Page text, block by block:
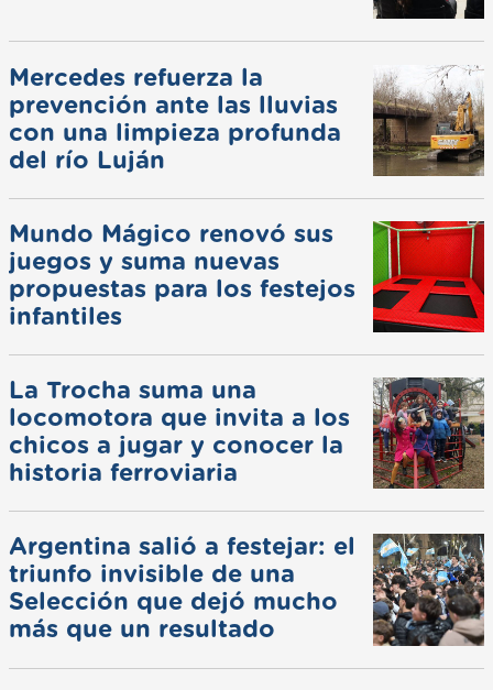
Mercedes refuerza la
prevención ante las lluvias
con una limpieza profunda
del río Luján
Mundo Mágico renovó sus
juegos y suma nuevas
propuestas para los festejos
infantiles
La Trocha suma una
locomotora que invita a los
chicos a jugar y conocer la
historia ferroviaria
Argentina salió a festejar: el
triunfo invisible de una
Selección que dejó mucho
más que un resultado